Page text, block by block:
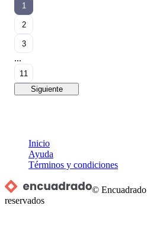
1
2
3
...
11
Siguiente
Inicio
Ayuda
Términos y condiciones
© Encuadrado
reservados